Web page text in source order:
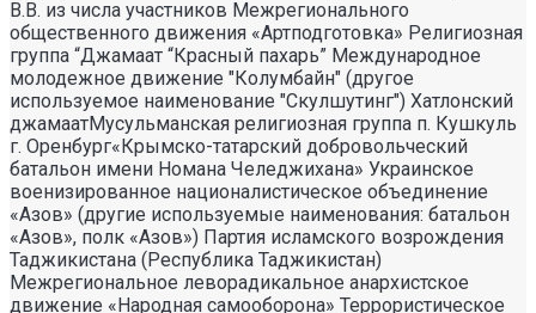
В.В. из числа участников Межрегионального
общественного движения «Артподготовка» Религиозная
группа “Джамаат “Красный пахарь” Международное
молодежное движение "Колумбайн" (другое
используемое наименование "Скулшутинг") Хатлонский
джамаатМусульманская религиозная группа п. Кушкуль
г. Оренбург«Крымско-татарский добровольческий
батальон имени Номана Челеджихана» Украинское
военизированное националистическое объединение
«Азов» (другие используемые наименования: батальон
«Азов», полк «Азов») Партия исламского возрождения
Таджикистана (Республика Таджикистан)
Межрегиональное леворадикальное анархистское
движение «Народная самооборона» Террористическое